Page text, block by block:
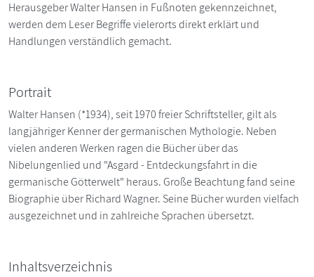
Herausgeber Walter Hansen in Fußnoten gekennzeichnet,
werden dem Leser Begriffe vielerorts direkt erklärt und
Handlungen verständlich gemacht.
Portrait
Walter Hansen (*1934), seit 1970 freier Schriftsteller, gilt als
langjähriger Kenner der germanischen Mythologie. Neben
vielen anderen Werken ragen die Bücher über das
Nibelungenlied und "Asgard - Entdeckungsfahrt in die
germanische Götterwelt" heraus. Große Beachtung fand seine
Biographie über Richard Wagner. Seine Bücher wurden vielfach
ausgezeichnet und in zahlreiche Sprachen übersetzt.
Inhaltsverzeichnis